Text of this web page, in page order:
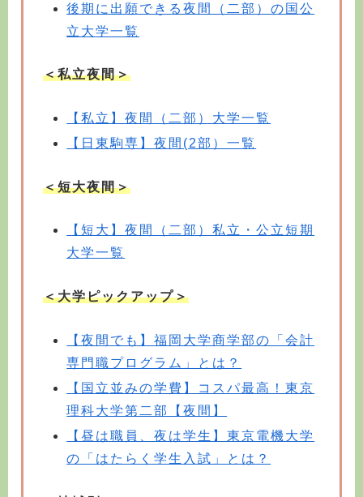
後期に出願できる夜間（二部）の国公
立大学一覧
＜私立夜間＞
【私立】夜間（二部）大学一覧
【日東駒専】夜間(2部）一覧
＜短大夜間＞
【短大】夜間（二部）私立・公立短期
大学一覧
＜大学ピックアップ＞
【夜間でも】福岡大学商学部の「会計
専門職プログラム」とは？
【国立並みの学費】コスパ最高！東京
理科大学第二部【夜間】
【昼は職員、夜は学生】東京電機大学
の「はたらく学生入試」とは？